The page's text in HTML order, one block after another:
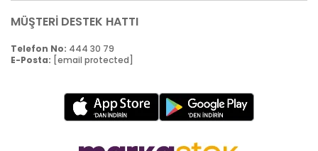
MÜŞTERİ DESTEK HATTI
Telefon No: 444 30 79
E-Posta: [email protected]